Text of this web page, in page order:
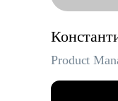
Product